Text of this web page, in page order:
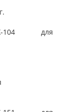
104 для